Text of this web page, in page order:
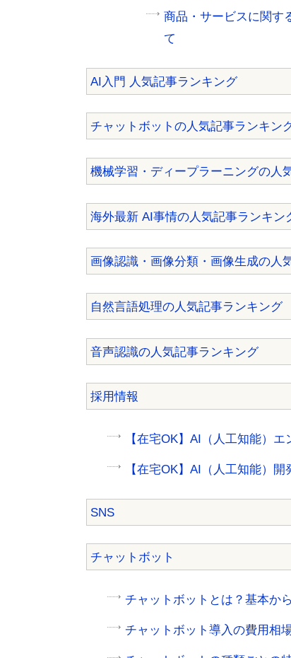
商品・サービスに関す
て
AI入門 人気記事ランキング
チャットボットの人気記事ランキン
機械学習・ディープラーニングの人
海外最新 AI事情の人気記事ランキン
画像認識・画像分類・画像生成の人
自然言語処理の人気記事ランキング
音声認識の人気記事ランキング
採用情報
【在宅OK】AI（人工知能）
【在宅OK】AI（人工知能）
SNS
チャットボット
チャットボットとは？基本か
チャットボット導入の費用相